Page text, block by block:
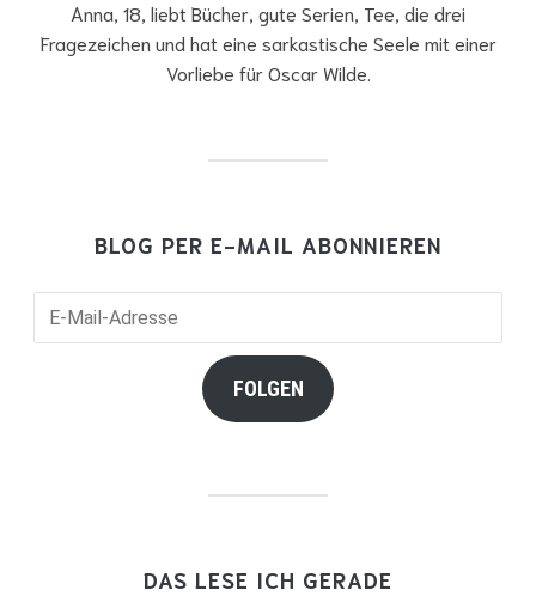
Anna, 18, liebt Bücher, gute Serien, Tee, die drei
Fragezeichen und hat eine sarkastische Seele mit einer
Vorliebe für Oscar Wilde.
BLOG PER E-MAIL ABONNIEREN
Mail-
FOLGEN
DAS LESE ICH GERADE